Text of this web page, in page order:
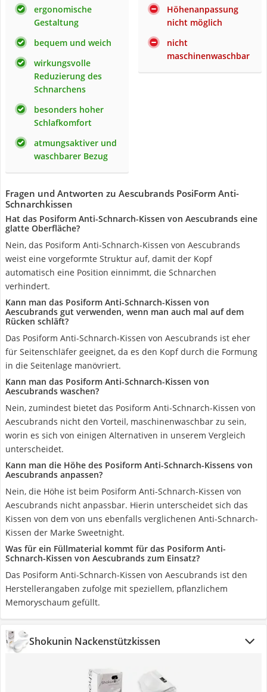
ergonomische
Gestaltung
bequem und weich
wirkungsvolle
Reduzierung des
Schnarchens
besonders hoher
Schlafkomfort
atmungsaktiver und
waschbarer Bezug
Höhenanpassung
nicht möglich
nicht
maschinenwaschbar
Fragen und Antworten zu Aescubrands PosiForm Anti-
Schnarchkissen
Hat das Posiform Anti-Schnarch-Kissen von Aescubrands eine
glatte Oberfläche?
Nein, das Posiform Anti-Schnarch-Kissen von Aescubrands
weist eine vorgeformte Struktur auf, damit der Kopf
automatisch eine Position einnimmt, die Schnarchen
verhindert.
Kann man das Posiform Anti-Schnarch-Kissen von
Aescubrands gut verwenden, wenn man auch mal auf dem
Rücken schläft?
Das Posiform Anti-Schnarch-Kissen von Aescubrands ist eher
für Seitenschläfer geeignet, da es den Kopf durch die Formung
in die Seitenlage manövriert.
Kann man das Posiform Anti-Schnarch-Kissen von
Aescubrands waschen?
Nein, zumindest bietet das Posiform Anti-Schnarch-Kissen von
Aescubrands nicht den Vorteil, maschinenwaschbar zu sein,
worin es sich von einigen Alternativen in unserem Vergleich
unterscheidet.
Kann man die Höhe des Posiform Anti-Schnarch-Kissens von
Aescubrands anpassen?
Nein, die Höhe ist beim Posiform Anti-Schnarch-Kissen von
Aescubrands nicht anpassbar. Hierin unterscheidet sich das
Kissen von dem von uns ebenfalls verglichenen Anti-Schnarch-
Kissen der Marke Sweetnight.
Was für ein Füllmaterial kommt für das Posiform Anti-
Schnarch-Kissen von Aescubrands zum Einsatz?
Das Posiform Anti-Schnarch-Kissen von Aescubrands ist den
Herstellerangaben zufolge mit speziellem, pflanzlichem
Memoryschaum gefüllt.
Shokunin Nackenstützkissen